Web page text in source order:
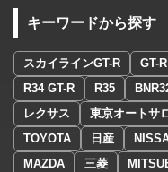
キーワードから探す
スカイラインGT-R GT-R
R34 GT-R
R35
レクサス
東京オートサ
TOYOTA
日産
MAZDA
三菱